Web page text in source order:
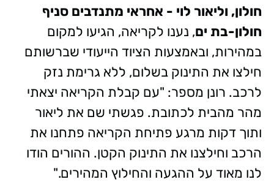
חולון, וליאור לוי - אחראי מתנדבים סניף
חולון-בת ים, נענו לקריאה, הגיעו למקום
במהירות, ובאמצעות הציוד הייעודי שברשותם
חילצו את התינוק בשלום, ללא גרימת נזק
לרכב. רונן מספר: "עם קבלת הקריאה יצאתי
מהר מהבית לכתובת. פגשתי שם את ליאור
ותוך דקות מרגע פתיחת הקריאה פתחנו את
הרכב וחילצנו את התינוק הקטן. ההורים הודו
לנו מאוד על ההגעה והחילוץ המהירים."